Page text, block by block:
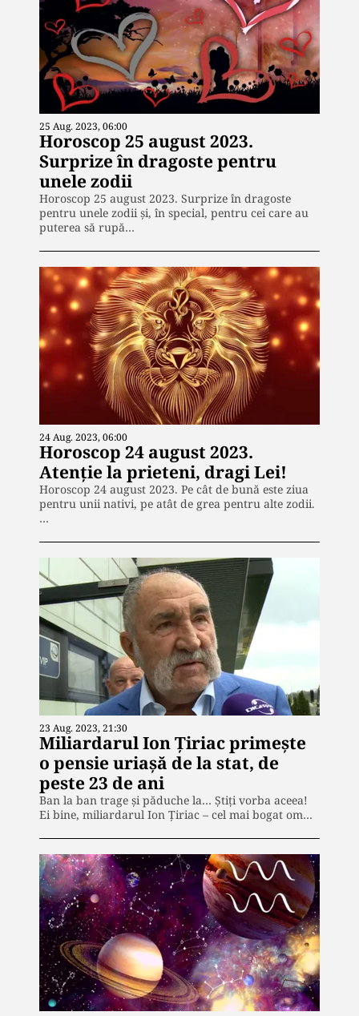
25 Aug. 2023, 06:00
Horoscop 25 august 2023.
Surprize în dragoste pentru
unele zodii
Horoscop 25 august 2023. Surprize în dragoste
pentru unele zodii și, în special, pentru cei care au
puterea să rupă…
24 Aug. 2023, 06:00
Horoscop 24 august 2023.
Atenție la prieteni, dragi Lei!
Horoscop 24 august 2023. Pe cât de bună este ziua
pentru unii nativi, pe atât de grea pentru alte zodii.
…
23 Aug. 2023, 21:30
Miliardarul Ion Țiriac primește
o pensie uriașă de la stat, de
peste 23 de ani
Ban la ban trage și păduche la… Știți vorba aceea!
Ei bine, miliardarul Ion Țiriac – cel mai bogat om…